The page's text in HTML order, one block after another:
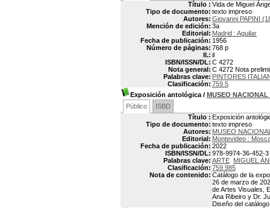
Título : Vida de Miguel
Tipo de documento: texto impreso
Autores: Giovanni PAPINI
Mención de edición: 3a
Editorial: Madrid : Aguilar
Fecha de publicación: 1956
Número de páginas: 768 p
Il.: il
ISBN/ISSN/DL: C 4272
Nota general: C 4272 Nota
Palabras clave: PINTORES
Clasificación: 759.5
Exposición antológica / MUSEO NACIONAL
Público
ISBD
Título : Exposición
Tipo de documento: texto impreso
Autores: MUSEO
Editorial: Montevideo :
Fecha de publicación: 2022
ISBN/ISSN/DL: 978-9974-36-452-3
Palabras clave: ARTE MIGUEL
Clasificación: 759.985
Nota de contenido: Catálogo de la
26 de marzo de
de Artes Visuales,
Ana Ribeiro y Dr.
Diseño del